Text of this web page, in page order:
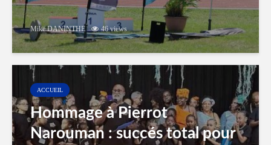
Mike DANINTHE 46 views
ACCUEIL
Hommage à Pierrot
Narouman : succés total pour